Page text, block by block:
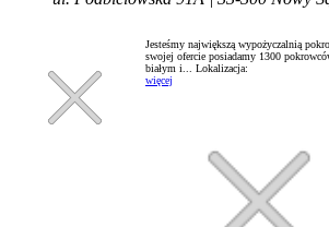
Jesteśmy największą wypożyczalnią
swojej ofercie posiadamy 1300
białym i... Lokalizacja:
więcej